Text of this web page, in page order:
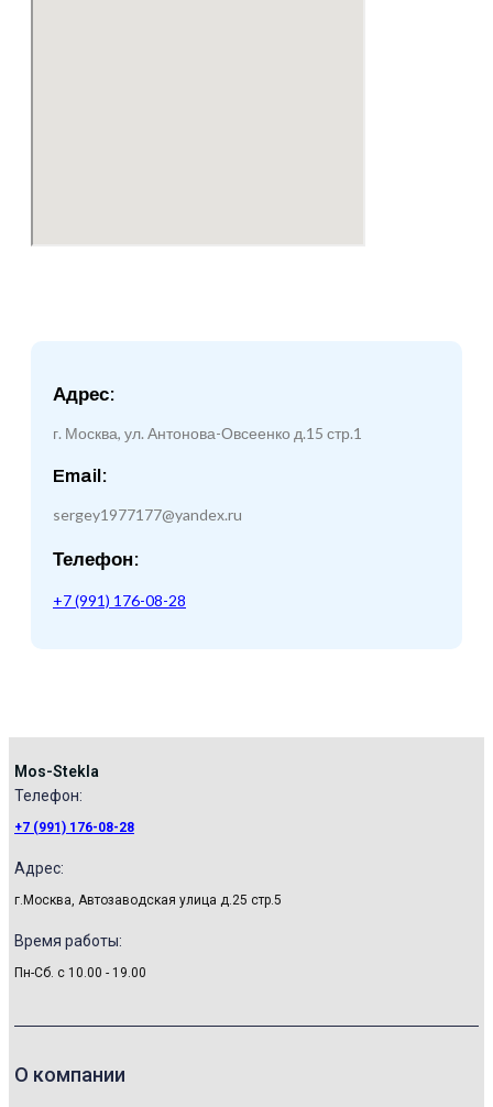
Адрес:
г. Москва, ул. Антонова-Овсеенко д.15 стр.1
Email:
sergey1977177@yandex.ru
Телефон:
+7 (991) 176-08-28
Mos-Stekla
Телефон:​
+7 (991) 176-08-28
Адрес:
г.Москва, Автозаводская улица д.25 стр.5
Время работы:
Пн-Сб. с 10.00 - 19.00
О компании